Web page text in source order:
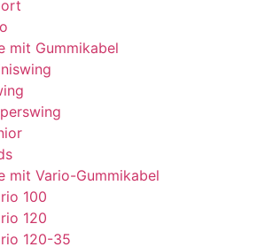
mit Gummikabel
mit Vario-Gummikabel
100
120
120-35